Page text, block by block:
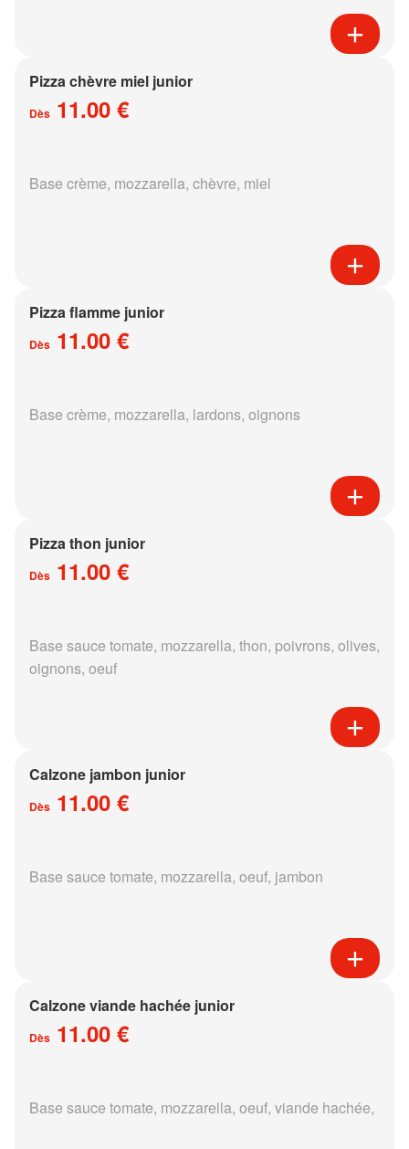
Pizza chèvre miel junior
Dès 11.00 €
Base crème, mozzarella, chèvre, miel
Pizza flamme junior
Dès 11.00 €
Base crème, mozzarella, lardons, oignons
Pizza thon junior
Dès 11.00 €
Base sauce tomate, mozzarella, thon, poivrons, olives,
oignons, oeuf
Calzone jambon junior
Dès 11.00 €
Base sauce tomate, mozzarella, oeuf, jambon
Calzone viande hachée junior
Dès 11.00 €
Base sauce tomate, mozzarella, oeuf, viande hachée,